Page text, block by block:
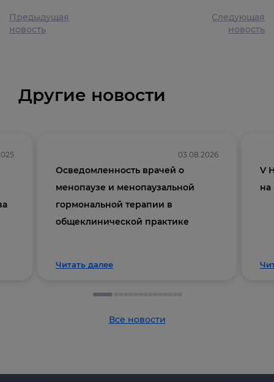
Предыдущая
новость
Следующая
новость
Другие новости
03.08.2026
Осведомленность врачей о
менопаузе и менопаузальной
гормональной терапии в
общеклинической практике
Читать далее
V
на
Все новости